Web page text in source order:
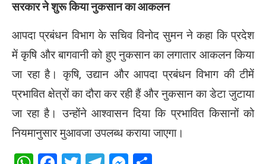
सरकार ने शुरू किया नुकसान का आकलन
आपदा प्रबंधन विभाग के सचिवविनोद सुमनने कहा कि प्रदेश
में कृषि और बागवानी को हुए नुकसान का लगातार आकलन किया
जा रहा है। कृषि, उद्यान और आपदा प्रबंधन विभाग की टीमें
प्रभावित क्षेत्रों का दौरा कर रही हैं और नुकसान का डेटा जुटाया
जा रहा है। उन्होंने आश्वासन दिया कि प्रभावित किसानों को
नियमानुसार मुआवजा उपलब्ध कराया जाएगा।